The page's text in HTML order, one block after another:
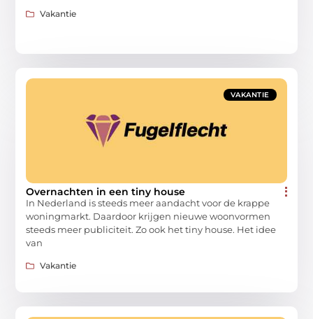
Vakantie
VAKANTIE
Overnachten in een tiny house
In Nederland is steeds meer aandacht voor de krappe
woningmarkt. Daardoor krijgen nieuwe woonvormen
steeds meer publiciteit. Zo ook het tiny house. Het idee
van
Vakantie